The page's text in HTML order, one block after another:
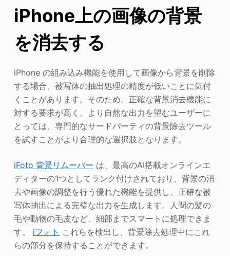
iPhone上の画像の背景
を消去する
iPhone の組み込み機能を使用して画像から背景を削除
する場合、被写体の抽出処理の精度が低いことに気付
くことがあります。そのため、正確な背景消去機能に
対する要求が高く、より自然な出力を望むユーザーに
とっては、専門的なサードパーティの背景除去ツール
を試すことがより合理的な選択肢となります。
iFoto 背景リムーバー は、最高のAI搭載オンラインエ
ディターの1つとしてランク付けされており、背景の消
去や画像の調整を行う優れた機能を提供し、正確な被
写体抽出による完璧な出力を生成します。人間の髪の
毛や動物の毛皮など、細部までスマートに処理できま
す。 iフォト これらを検出し、背景除去処理中にこれ
らの部分を保持することができます。